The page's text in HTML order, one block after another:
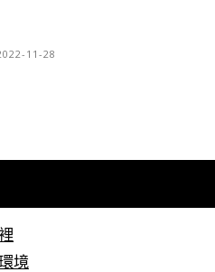
11-28
境